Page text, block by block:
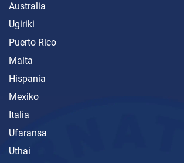
Australia
Ugiriki
Puerto Rico
Malta
Hispania
Mexiko
Italia
Ufaransa
Uthai